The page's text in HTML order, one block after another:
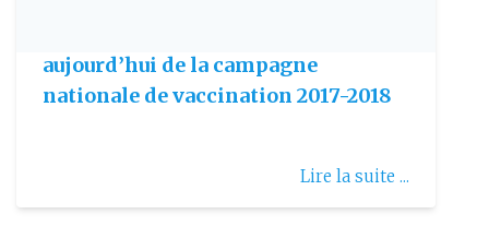
aujourd’hui de la campagne
nationale de vaccination 2017-2018
Lire la suite ...